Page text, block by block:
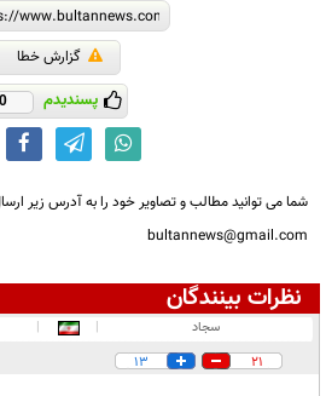
گزارش خطا
پسندیدم 0
شما می توانید مطالب و تصاویر خود را به آدرس زیر
bultannews@gmail.com
نظرات بینندگان
در انتظار بررسی:۱
سجاد |
|
21
13